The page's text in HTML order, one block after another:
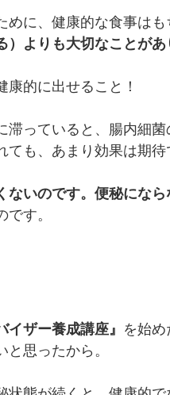
に、健康的な食事は
よりも大切なことがあ
康的に出せること！
っていると、腸内細
も、あまり効果は期待
ないのです。便秘にな
す。
ザー養成講座』 を始
思ったから。